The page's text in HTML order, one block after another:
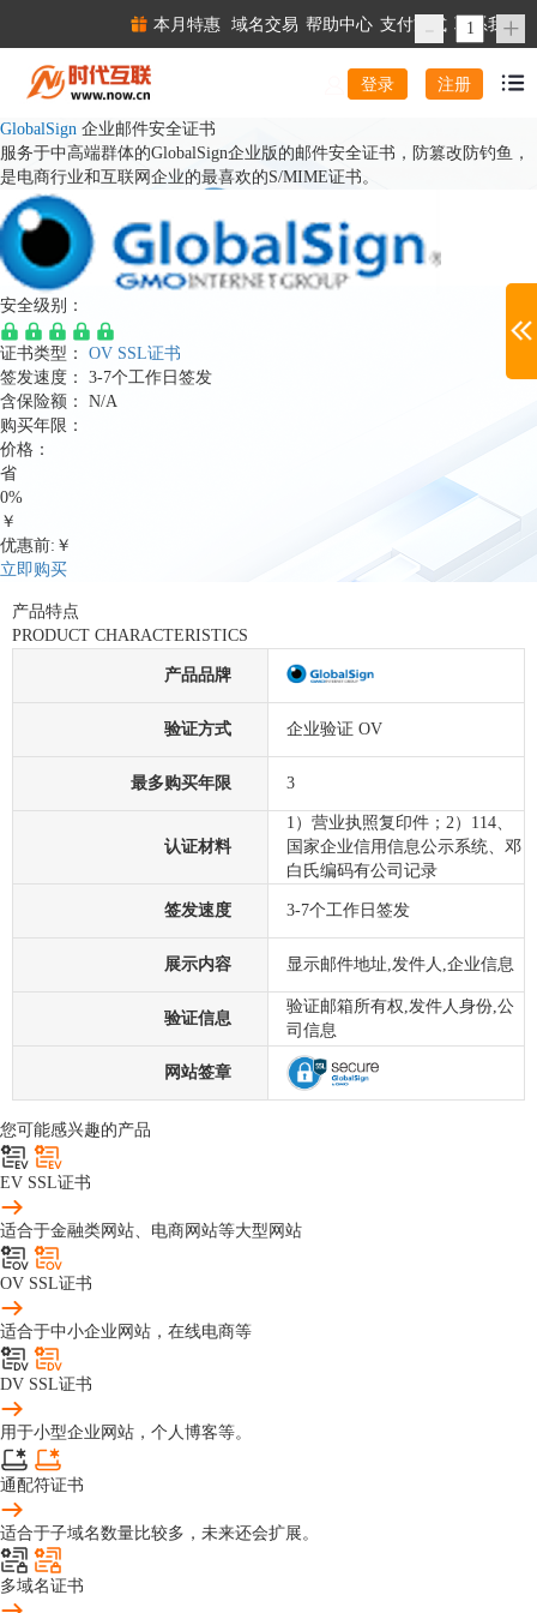
本月特惠 域名交易 帮助中心 支付方式 联系我们
登录 注册
GlobalSign 企业邮件安全证书
服务于中高端群体的GlobalSign企业版的邮件安全证书，防篡改防钓鱼，
是电商行业和互联网企业的最喜欢的S/MIME证书。
安全级别：
证书类型：
OV SSL证书
签发速度：
3-7个工作日签发
含保险额：
N/A
购买年限：
+
价格：
省
0%
￥
优惠前:￥
立即购买
产品特点
PRODUCT CHARACTERISTICS
产品品牌
验证方式 企业验证 OV
最多购买年限 3
认证材料
1）营业执照复印件；2）114、
国家企业信用信息公示系统、邓
白氏编码有公司记录
签发速度 3-7个工作日签发
展示内容 显示邮件地址,发件人,企业信息
验证信息
验证邮箱所有权,发件人身份,公
司信息
网站签章
您可能感兴趣的产品
EV SSL证书
适合于金融类网站、电商网站等大型网站
OV SSL证书
适合于中小企业网站，在线电商等
DV SSL证书
用于小型企业网站，个人博客等。
通配符证书
适合于子域名数量比较多，未来还会扩展。
多域名证书